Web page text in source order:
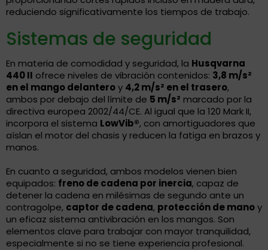
reduciendo significativamente los tiempos de trabajo.
Sistemas de seguridad
En materia de comodidad y seguridad, la Husqvarna
440 II ofrece niveles de vibración contenidos: 3,8 m/s²
en el mango delanteroy 4,2 m/s² en el trasero,
ambos por debajo del límite de 5 m/s² marcado por la
directiva europea 2002/44/CE. Al igual que la 120 Mark II,
incorpora el sistema LowVib®, con amortiguadores que
aíslan el motor del chasis y reducen la fatiga en brazos y
manos.
En cuanto a seguridad, ambos modelos vienen bien
equipados: freno de cadena por inercia, capaz de
detener la cadena en milésimas de segundo ante un
contragolpe, captor de cadena, protección de manoy
un eficaz sistema antivibración en los mangos. Son
elementos clave para trabajar con mayor tranquilidad,
especialmente si no se tiene experiencia profesional.